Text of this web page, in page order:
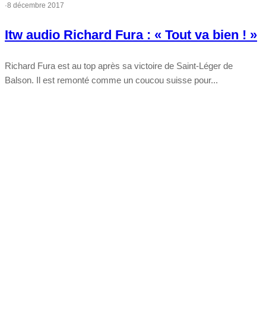
·8 décembre 2017
Itw audio Richard Fura : « Tout va bien ! »
Richard Fura est au top après sa victoire de Saint-Léger de
Balson. Il est remonté comme un coucou suisse pour...